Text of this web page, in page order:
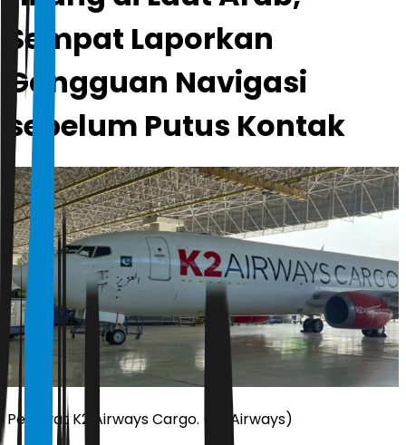
Sempat Laporkan
Gangguan Navigasi
sebelum Putus Kontak
Pesawat K2 Airways Cargo. (K2 Airways)